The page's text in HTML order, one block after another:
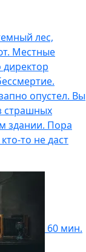
лес,
Местные
директор
опустел. Вы
страшных
здании. Пора
то недаст
60 мин.